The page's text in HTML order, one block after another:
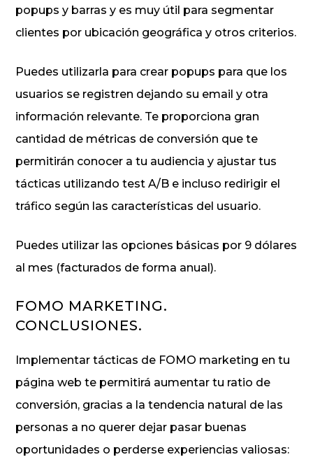
popups y barras y es muy útil para segmentar
clientes por ubicación geográfica y otros criterios.
Puedes utilizarla para crear popups para que los
usuarios se registren dejando su email y otra
información relevante. Te proporciona gran
cantidad de métricas de conversión que te
permitirán conocer a tu audiencia y ajustar tus
tácticas utilizando test A/B e incluso redirigir el
tráfico según las características del usuario.
Puedes utilizar las opciones básicas por 9 dólares
al mes (facturados de forma anual).
FOMO MARKETING.
CONCLUSIONES.
Implementar tácticas de FOMO marketing en tu
página web te permitirá aumentar tu ratio de
conversión, gracias a la tendencia natural de las
personas a no querer dejar pasar buenas
oportunidades o perderse experiencias valiosas: